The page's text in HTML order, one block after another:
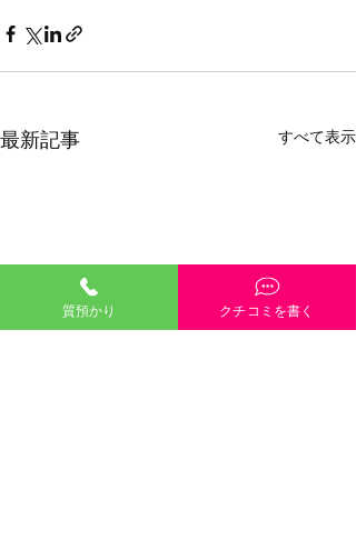
最新記事 すべて表示
質預かり クチコミを書く